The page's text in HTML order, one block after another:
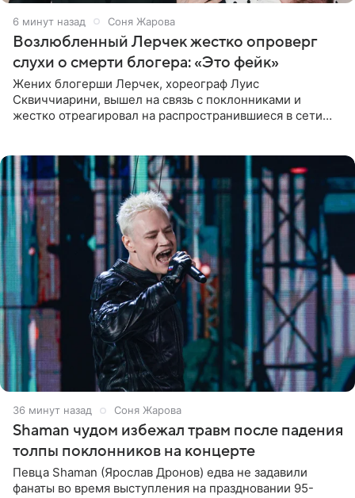
7 минут назад Соня Жарова
Возлюбленный Лерчек жестко опроверг
слухи о смерти блогера: «Это фейк»
Жених блогерши Лерчек, хореограф Луис
Сквиччиарини, вышел на связь с поклонниками и
жестко отреагировал на распространившиеся в сети
37 минут назад Соня Жарова
Shaman чудом избежал травм после падения
толпы поклонников на концерте
Певца Shaman (Ярослав Дронов) едва не задавили
фанаты во время выступления на праздновании 95-